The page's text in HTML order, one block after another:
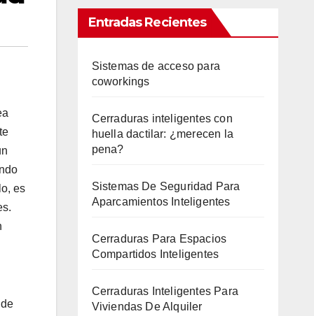
es
Entradas Recientes
Sistemas de acceso para
coworkings
Cerraduras inteligentes con
huella dactilar: ¿merecen la
pena?
Sistemas De Seguridad Para
Aparcamientos Inteligentes
Cerraduras Para Espacios
Compartidos Inteligentes
Cerraduras Inteligentes Para
Viviendas De Alquiler